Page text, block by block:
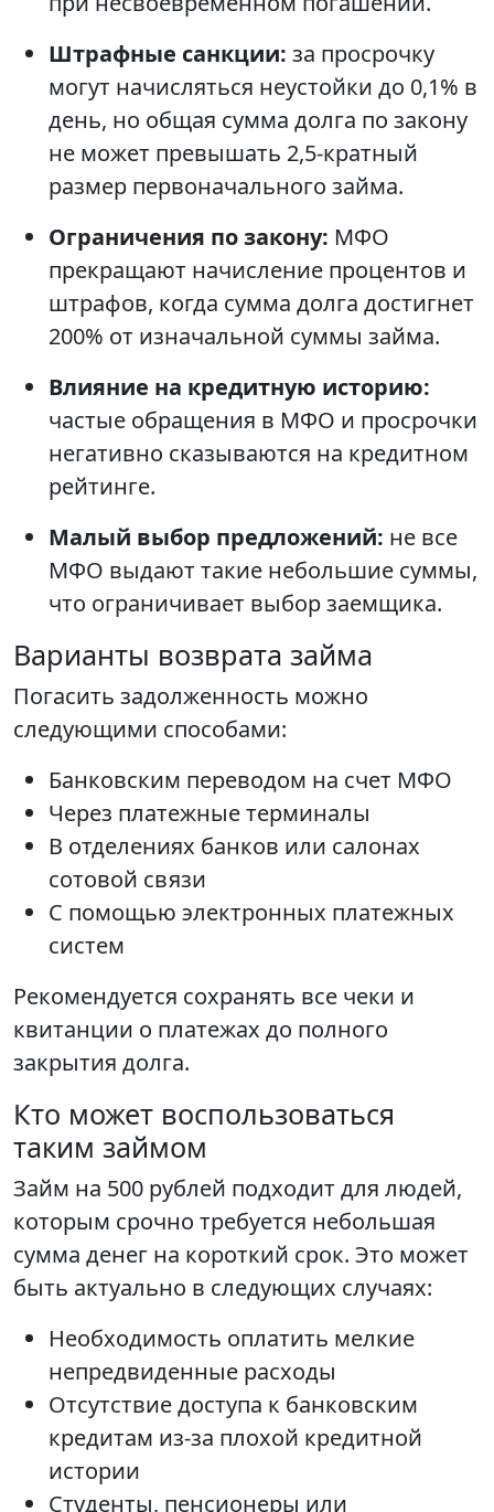
Штрафные санкции: за просрочку
могут начисляться неустойки до 0,1% в
день, но общая сумма долга по закону
не может превышать 2,5-кратный
размер первоначального займа.
Ограничения по закону: МФО
прекращают начисление процентов и
штрафов, когда сумма долга достигнет
200% от изначальной суммы займа.
Влияние на кредитную историю:
частые обращения в МФО и просрочки
негативно сказываются на кредитном
рейтинге.
Малый выбор предложений: не все
МФО выдают такие небольшие суммы,
что ограничивает выбор заемщика.
Варианты возврата займа
Погасить задолженность можно
следующими способами:
Банковским переводом на счет МФО
Через платежные терминалы
В отделениях банков или салонах
сотовой связи
С помощью электронных платежных
систем
Рекомендуется сохранять все чеки и
квитанции о платежах до полного
закрытия долга.
Кто может воспользоваться
таким займом
Займ на 500 рублей подходит для людей,
которым срочно требуется небольшая
сумма денег на короткий срок. Это может
быть актуально в следующих случаях:
Необходимость оплатить мелкие
непредвиденные расходы
Отсутствие доступа к банковским
кредитам из-за плохой кредитной
истории
Студенты, пенсионеры или